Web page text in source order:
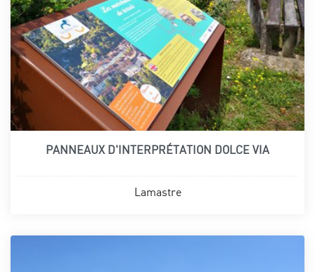
PANNEAUX D'INTERPRÉTATION DOLCE VIA
Lamastre